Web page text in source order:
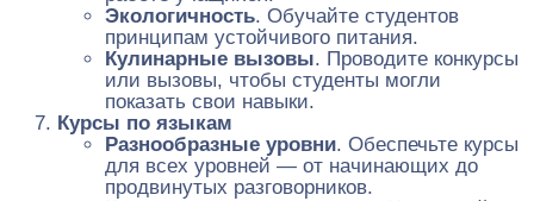
Экологичность. Обучайте студентов
принципам устойчивого питания.
Кулинарные вызовы. Проводите конкурсы
или вызовы, чтобы студенты могли
показать свои навыки.
Курсы по языкам
Разнообразные уровни. Обеспечьте курсы
для всех уровней — от начинающих до
продвинутых разговорников.